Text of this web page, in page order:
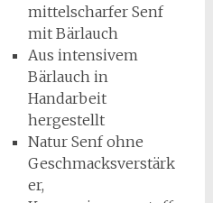
mittelscharfer Senf
mit Bärlauch
Aus intensivem
Bärlauch in
Handarbeit
hergestellt
Natur Senf ohne
Geschmacksverstärk
er,